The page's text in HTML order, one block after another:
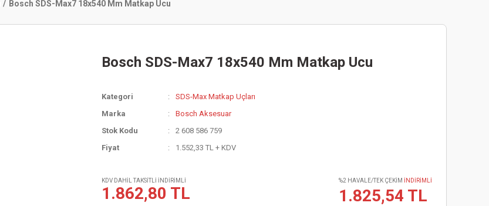
Bosch SDS-Max7 18x540 Mm Matkap Ucu
Bosch SDS-Max7 18x540 Mm Matkap Ucu
Kategori
SDS-Max Matkap Uçları
Marka
Bosch Aksesuar
Stok Kodu
2 608 586 759
Fiyat
1.552,33 TL + KDV
KDV DAHİL TAKSİTLİ İNDİRİMLİ
1.862,80 TL
%2 HAVALE/TEK ÇEKİM İNDİRİMLİ
1.825,54 TL